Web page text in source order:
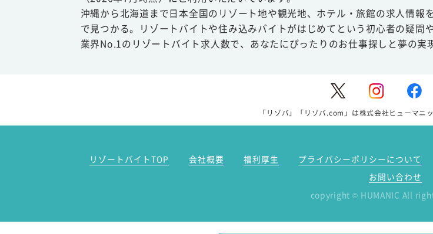
沖縄から北海道まで日本全国のリゾート地や観光地、ホテル・旅館の求人情
で見つかる。リゾートバイトや住み込みバイトがはじめてという初心者の疑
業界No.1のリゾートバイト求人数で、あなたにぴったりのお仕事探しと夢の実
「リゾバ」「リゾバ.com」は株式会社ヒューマニ
リゾートバイトTOP 会社概要 福利厚生 プライバシーポリシーについて
お問い合わせ
copyright © HUMANIC All